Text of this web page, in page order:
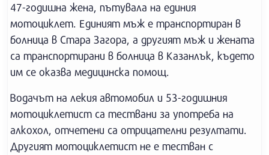
47-годишна жена, пътувала на единия
мотоциклет. Единият мъж е транспортиран в
болница в Стара Загора, а другият мъж и жената
са транспортирани в болница в Казанлък, където
им се оказва медицинска помощ.
Водачът на лекия автомобил и 53-годишния
мотоциклетист са тествани за употреба на
алкохол, отчетени са отрицателни резултати.
Другият мотоциклетист не е тестван с